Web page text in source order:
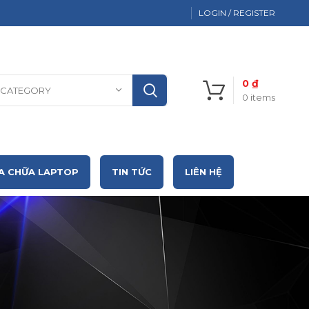
LOGIN / REGISTER
0 items
0₫
CHỮA LAPTOP TIN TỨC LIÊN HỆ